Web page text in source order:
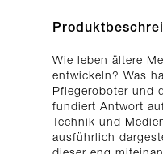
Wie leben ältere
entwickeln? Was
Pflegeroboter und
fundiert Antwort
Technik und
ausführlich